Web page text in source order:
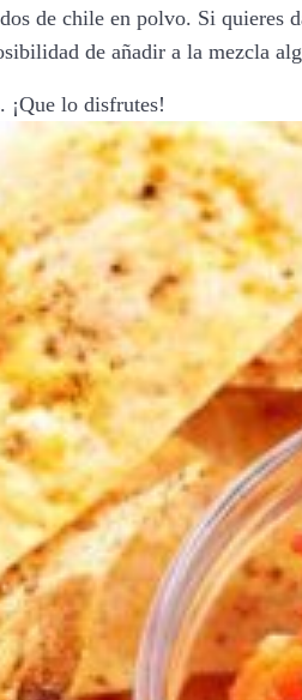
de chile en polvo. Si quieres
de añadir a la mezcla
¡Que lo disfrutes!